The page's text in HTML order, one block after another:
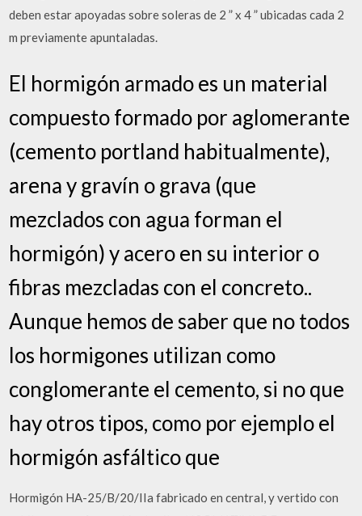
deben estar apoyadas sobre soleras de 2 ” x 4 ” ubicadas cada 2
m previamente apuntaladas.
El hormigón armado es un material
compuesto formado por aglomerante
(cemento portland habitualmente),
arena y gravín o grava (que
mezclados con agua forman el
hormigón) y acero en su interior o
fibras mezcladas con el concreto..
Aunque hemos de saber que no todos
los hormigones utilizan como
conglomerante el cemento, si no que
hay otros tipos, como por ejemplo el
hormigón asfáltico que
Hormigón HA-25/B/20/IIa fabricado en central, y vertido con